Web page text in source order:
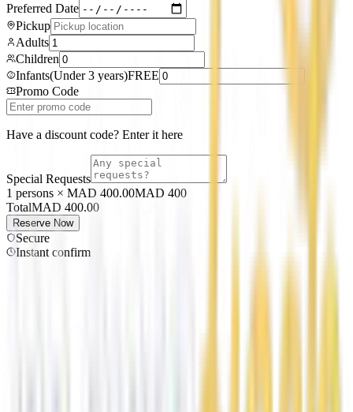
Preferred Date
Pickup
Adults
Children
Infants(Under 3 years)FREE
Promo Code
Have a discount code? Enter it here
Special Requests
1 persons × MAD 400.00MAD 400
TotalMAD 400.00
Reserve Now
Secure
Instant confirm